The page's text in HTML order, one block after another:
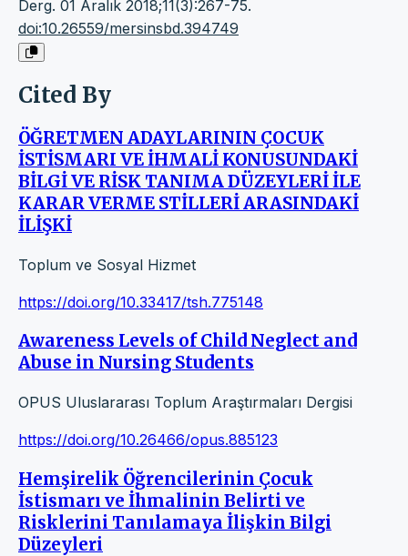
Derg. 01 Aralık 2018;11(3):267-75.
doi:10.26559/mersinsbd.394749
Cited By
ÖĞRETMEN ADAYLARININ ÇOCUK
İSTİSMARI VE İHMALİ KONUSUNDAKİ
BİLGİ VE RİSK TANIMA DÜZEYLERİ İLE
KARAR VERME STİLLERİ ARASINDAKİ
İLİŞKİ
Toplum ve Sosyal Hizmet
https://doi.org/10.33417/tsh.775148
Awareness Levels of Child Neglect and
Abuse in Nursing Students
OPUS Uluslararası Toplum Araştırmaları Dergisi
https://doi.org/10.26466/opus.885123
Hemşirelik Öğrencilerinin Çocuk
İstismarı ve İhmalinin Belirti ve
Risklerini Tanılamaya İlişkin Bilgi
Düzeyleri